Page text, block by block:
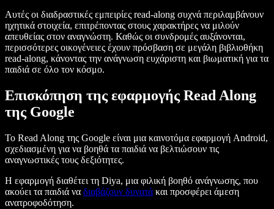
Αυτές οι διαδραστικές εμπειρίες read-along συχνά περιλαμβάνουν
ηχητικά στοιχεία, επιτρέποντας στους χαρακτήρες να μιλούν
απευθείας στον αναγνώστη. Καθώς οι συνδρομές αυξάνονται,
περισσότερες οικογένειες έχουν πρόσβαση σε μεγάλη βιβλιοθήκη
read-along, κάνοντας την ανάγνωση ευχάριστη και βιωματική για τα
παιδιά σε όλο τον κόσμο.
Επισκόπηση της εφαρμογής Read Along
της Google
Το Read Along της Google είναι μια καινοτόμα εφαρμογή Android,
σχεδιασμένη για να βοηθά τα παιδιά να βελτιώσουν τις
αναγνωστικές τους δεξιότητες.
Η εφαρμογή διαθέτει τη Diya, μια φιλική βοηθό ανάγνωσης, που
ακούει τα παιδιά να διαβάζουν δυνατά και προσφέρει άμεση
ανατροφοδότηση.